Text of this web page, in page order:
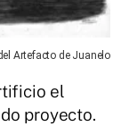
Artefacto de Juanelo
el
proyecto.